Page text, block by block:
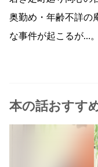
奥勤め・年齢不詳の
な事件が起こるが…。
本の話おすす